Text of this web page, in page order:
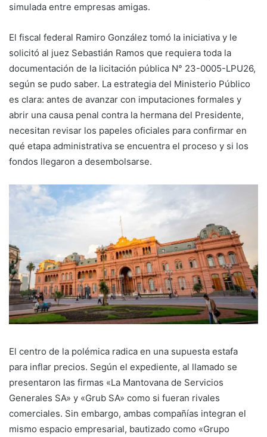
simulada entre empresas amigas.
El fiscal federal Ramiro González tomó la iniciativa y le
solicitó al juez Sebastián Ramos que requiera toda la
documentación de la licitación pública N° 23-0005-LPU26,
según se pudo saber. La estrategia del Ministerio Público
es clara: antes de avanzar con imputaciones formales y
abrir una causa penal contra la hermana del Presidente,
necesitan revisar los papeles oficiales para confirmar en
qué etapa administrativa se encuentra el proceso y si los
fondos llegaron a desembolsarse.
El centro de la polémica radica en una supuesta estafa
para inflar precios. Según el expediente, al llamado se
presentaron las firmas «La Mantovana de Servicios
Generales SA» y «Grub SA» como si fueran rivales
comerciales. Sin embargo, ambas compañías integran el
mismo espacio empresarial, bautizado como «Grupo